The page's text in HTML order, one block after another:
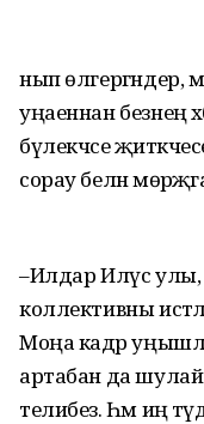
нып өлгергәндер,
уңаеннан безнең
бүлекчәсе
сорау белән
–Илдар Илүс улы,
коллективны
Моңа кадәр
артабан да
телибез. Һәм иң